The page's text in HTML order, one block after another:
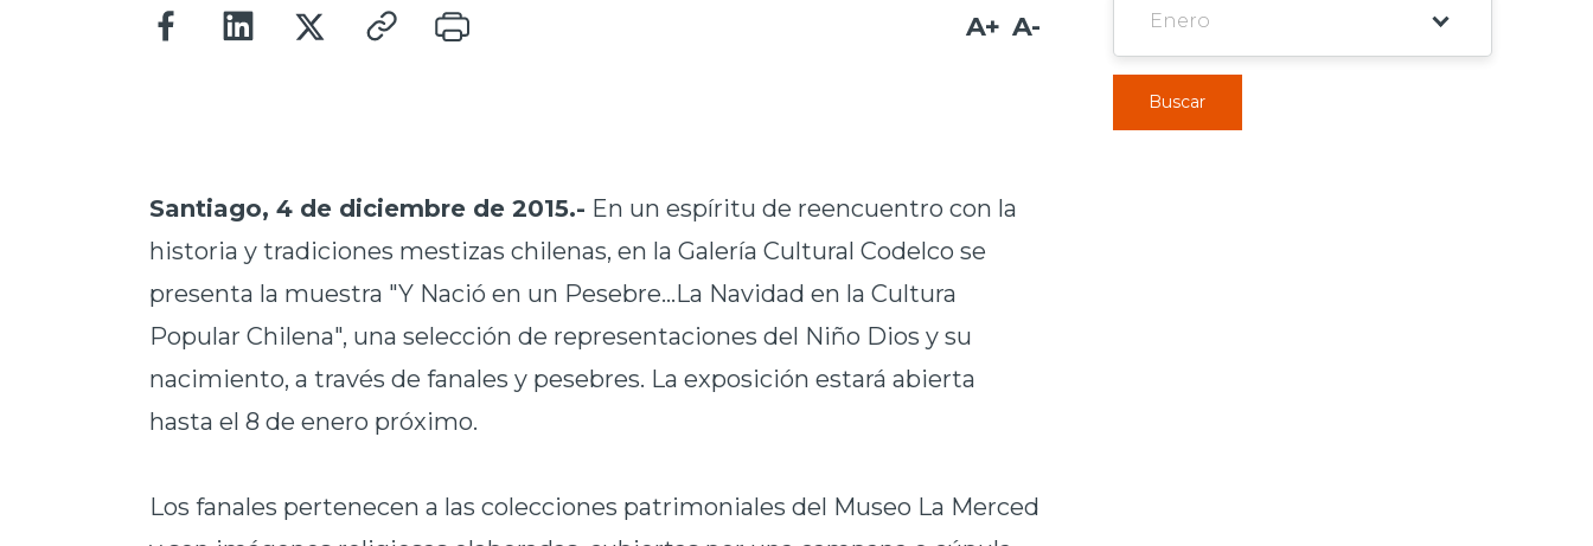
A+ A-
Santiago, 4 de diciembre de 2015.- En un espíritu de reencuentro con la
historia y tradiciones mestizas chilenas, en la Galería Cultural Codelco se
presenta la muestra "Y Nació en un Pesebre...La Navidad en la Cultura
Popular Chilena", una selección de representaciones del Niño Dios y su
nacimiento, a través de fanales y pesebres. La exposición estará abierta
hasta el 8 de enero próximo.
Los fanales pertenecen a las colecciones patrimoniales del Museo La Merced
Buscar